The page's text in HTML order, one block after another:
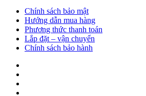
Chính sách bảo mật
Hướng dẫn mua hàng
Phương thức thanh toán
Lắp đặt – vận chuyển
Chính sách bảo hành